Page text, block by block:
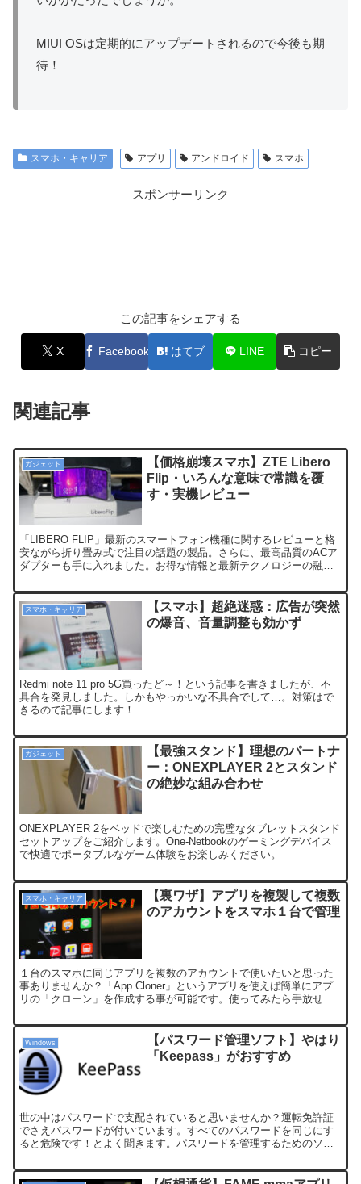
MIUI OSは定期的にアップデートされるので今後も期
待！
スマホ・キャリア アプリ アンドロイド スマホ
スポンサーリンク
この記事をシェアする
X Facebook はてブ LINE コピー
関連記事
ガジェット
【価格崩壊スマホ】ZTE Libero
Flip・いろんな意味で常識を覆
す・実機レビュー
「LIBERO FLIP」最新のスマートフォン機種に関するレビューと格
安ながら折り畳み式で注目の話題の製品。さらに、最高品質のACア
ダプターも手に入れました。お得な情報と最新テクノロジーの融合
スマホ・キャリア
【スマホ】超絶迷惑：広告が突然
の爆音、音量調整も効かず
Redmi note 11 pro 5G買ったど～！という記事を書きましたが、不
具合を発見しました。しかもやっかいな不具合でして…。対策はで
きるので記事にします！
ガジェット
【最強スタンド】理想のパートナ
ー：ONEXPLAYER 2とスタンド
の絶妙な組み合わせ
ONEXPLAYER 2をベッドで楽しむための完璧なタブレットスタンド
セットアップをご紹介します。One-Netbookのゲーミングデバイス
で快適でポータブルなゲーム体験をお楽しみください。
スマホ・キャリア
【裏ワザ】アプリを複製して複数
のアカウントをスマホ１台で管理
１台のスマホに同じアプリを複数のアカウントで使いたいと思った
事ありませんか？「App Cloner」というアプリを使えば簡単にアプ
リの「クローン」を作成する事が可能です。使ってみたら手放せな
Windows
【パスワード管理ソフト】やはり
「Keepass」がおすすめ
世の中はパスワードで支配されていると思いませんか？運転免許証
でさえパスワードが付いています。すべてのパスワードを同じにす
ると危険です！とよく聞きます。パスワードを管理するためのソフ
せん。ということで（?）KeePassという便利なパスワード管理ソフ